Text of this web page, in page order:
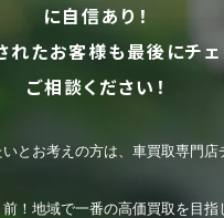
に自信あり！
れたお客様も最後にチ
ご相談ください！
とお考えの方は、車買取専門店
！地域で一番の高価買取を目指